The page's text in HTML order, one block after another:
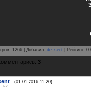
: 1266 Добавил: de_sent Рейтинг:
: 3
(01.01.2016 11:20)